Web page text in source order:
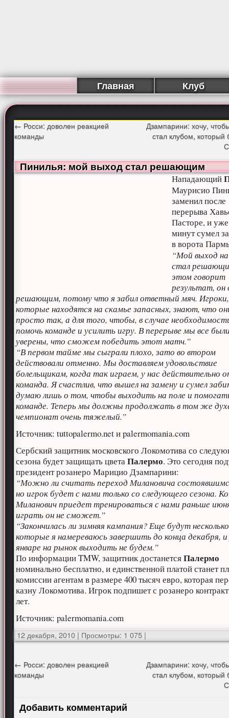
Главная Клуб
← Росси: доволен реакцией
команды
Дзампарини: хочу,
стал клубом, который
Пинилья: мой выход стал решающим
Нападающий
Маурисио
заменил после
перерыва
Пасторе, и
минут сумел
в ворота
“Мой выход
стал
этом говорит
результат, он
решающим, потому что я забил ответный мяч. Игроки,
которые находятся на скамье запасных, знают, что
просто так, а для того, чтобы, в случае
помочь команде и усилить игру. В перерыве мы все
уверены, что сможем победить этот матч.”
“В первом тайме мы сыграли плохо, зато во втором
действовали отменно. Мы доставляем удовольствие
болельщикам, когда так играем, у нас действительно
команда. Я счастлив, что вышел на замену и сумел
думаю лишь о том, чтобы выходить на поле и
команде. Теперь мы должны продолжать в том же
чемпионат очень тяжелый.”
Источник: tuttopalermo.net и palermomania.com
Сербский защитник московского Локомотива со
сезона будет защищать цветаПалермо. Это сегодня
президент розанеро Марицио Дзампарини:
“Можно ли считать переход Милановича
но игрок будет с нами только со следующего сезона.
Миланович приедет тренироваться с нами раньше
играть он не сможет.”
“Закончилась ли зимняя кампания? Еще будут
которые я намереваюсь завершить до конца декабря,
январе на рынок выходить не будем.”
По информации TMW, защитник достанетсяПалермо
номинально бесплатно, и единственной платой станет
комиссии агентам в размере 400 тысяч евро, которая
казну Локомотива. Игрок подпишет с розанеро
лет.
Источник: palermomania.com
12 декабря, 2010 | Просмотры: 1 075 |
← Росси: доволен реакцией
команды
Дзампарини: хочу,
стал клубом, который
Добавить комментарий